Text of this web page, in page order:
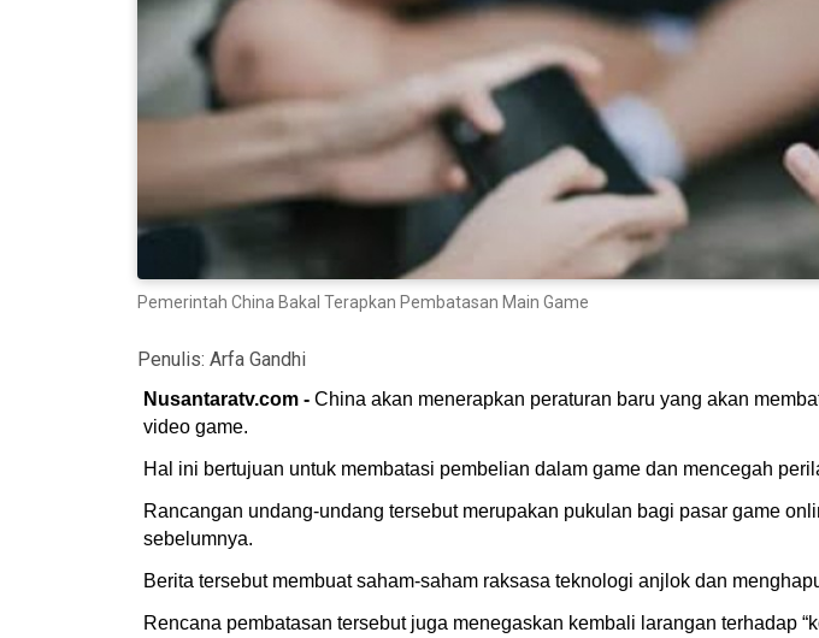
Pemerintah China Bakal Terapkan Pembatasan Main Game
Penulis: Arfa Gandhi
Nusantaratv.com - China akan menerapkan peraturan baru yang akan
video game.
Hal ini bertujuan untuk membatasi pembelian dalam game dan mencegah
Rancangan undang-undang tersebut merupakan pukulan bagi pasar game
sebelumnya.
Berita tersebut membuat saham-saham raksasa teknologi anjlok dan
Rencana pembatasan tersebut juga menegaskan kembali larangan terhadap